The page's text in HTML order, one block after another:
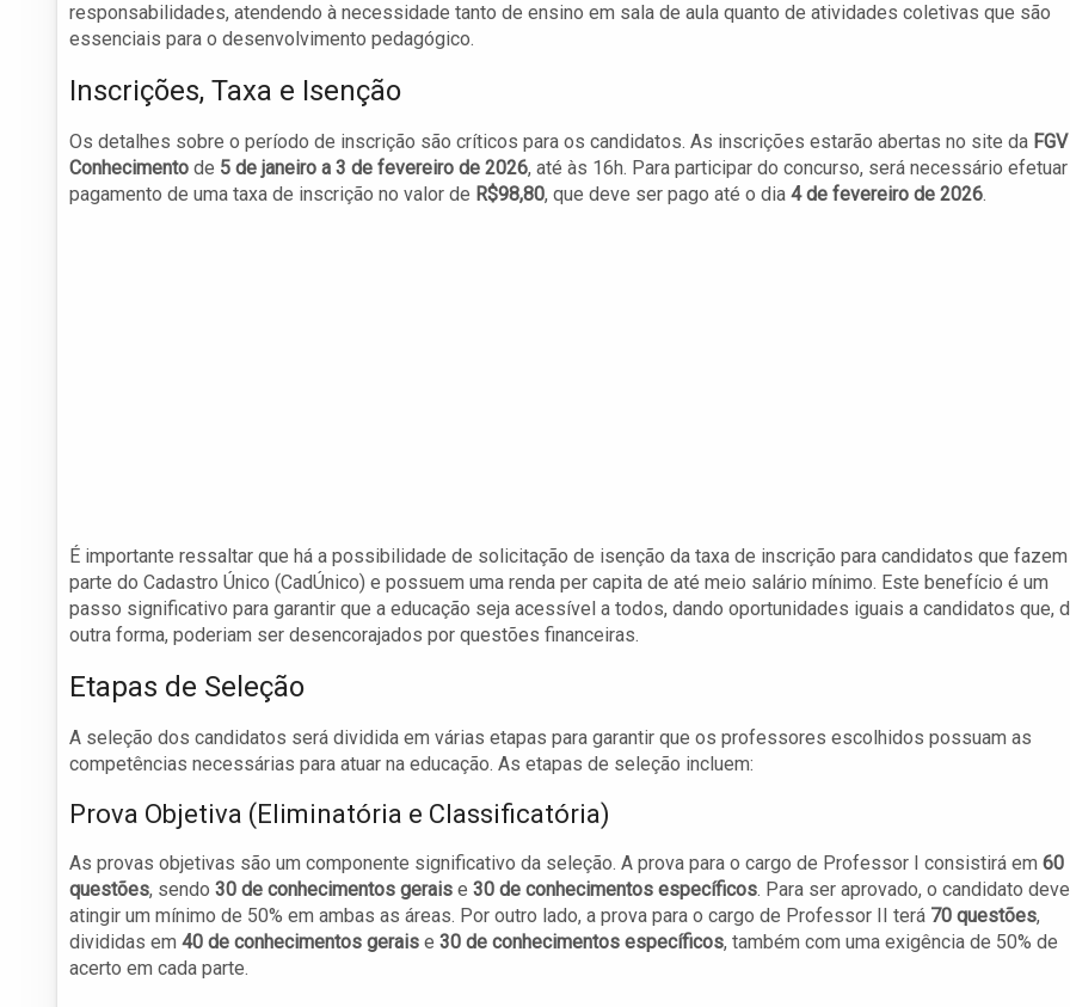
responsabilidades, atendendo à necessidade tanto de ensino em sala de aula quanto de atividades coletivas que são
essenciais para o desenvolvimento pedagógico.
Inscrições, Taxa e Isenção
Os detalhes sobre o período de inscrição são críticos para os candidatos. As inscrições estarão abertas no site da FGV
Conhecimento de 5 de janeiro a 3 de fevereiro de 2026, até às 16h. Para participar do concurso, será necessário
pagamento de uma taxa de inscrição no valor de R$98,80, que deve ser pago até o dia 4 de fevereiro de 2026.
É importante ressaltar que há a possibilidade de solicitação de isenção da taxa de inscrição para candidatos que fazem
parte do Cadastro Único (CadÚnico) e possuem uma renda per capita de até meio salário mínimo. Este benefício é um
passo significativo para garantir que a educação seja acessível a todos, dando oportunidades iguais a candidatos que,
outra forma, poderiam ser desencorajados por questões financeiras.
Etapas de Seleção
A seleção dos candidatos será dividida em várias etapas para garantir que os professores escolhidos possuam as
competências necessárias para atuar na educação. As etapas de seleção incluem:
Prova Objetiva (Eliminatória e Classificatória)
As provas objetivas são um componente significativo da seleção. A prova para o cargo de Professor I consistirá em 60
questões, sendo 30 de conhecimentos gerais e 30 de conhecimentos específicos. Para ser aprovado, o candidato deve
atingir um mínimo de 50% em ambas as áreas. Por outro lado, a prova para o cargo de Professor II terá 70 questões,
divididas em 40 de conhecimentos gerais e 30 de conhecimentos específicos, também com uma exigência de 50% de
acerto em cada parte.